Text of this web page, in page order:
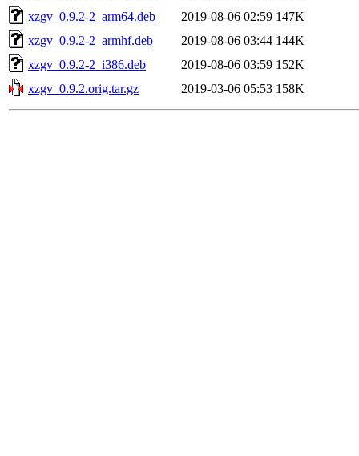
xzgv_0.9.2-2_arm64.deb
2019-08-06 02:59 147K
xzgv_0.9.2-2_armhf.deb
2019-08-06 03:44 144K
xzgv_0.9.2-2_i386.deb
2019-08-06 03:59 152K
xzgv_0.9.2.orig.tar.gz
2019-03-06 05:53 158K